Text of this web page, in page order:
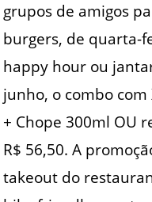
grupos de amigos
burgers, de quarta-
happy hour ou
junho, o combo
+ Chope 300ml OU
R$ 56,50. A
takeout do